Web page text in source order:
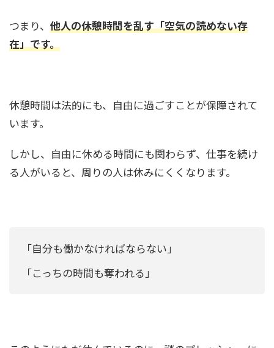
つまり、 他人の休憩時間を乱す「空気の読めない存
在」です。
休憩時間は法的にも、自由に過ごすことが保障されて
います。
しかし、自由に休める時間にも関わらず、仕事を続け
る人がいると、周りの人は休みにくくなります。
「自分も働かなければならない」
「こっちの時間も奪われる」